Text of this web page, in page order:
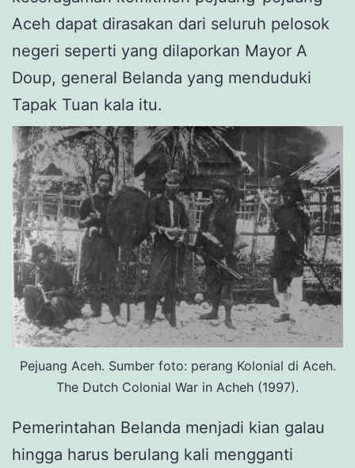
Aceh dapat dirasakan dari seluruh pelosok
negeri seperti yang dilaporkan Mayor A
Doup, general Belanda yang menduduki
Tapak Tuan kala itu.
Pejuang Aceh. Sumber foto: perang Kolonial di Aceh.
The Dutch Colonial War in Acheh (1997).
Pemerintahan Belanda menjadi kian galau
hingga harus berulang kali mengganti